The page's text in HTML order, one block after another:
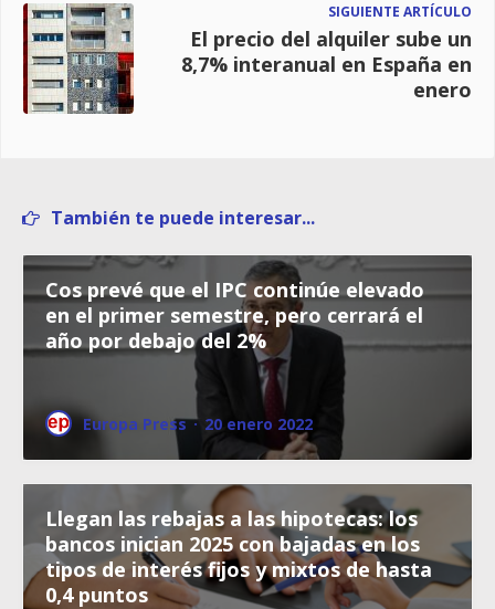
SIGUIENTE ARTÍCULO
El precio del alquiler sube un
8,7% interanual en España en
enero
También te puede interesar...
Cos prevé que el IPC continúe elevado
en el primer semestre, pero cerrará el
año por debajo del 2%
Europa Press · 20 enero 2022
Llegan las rebajas a las hipotecas: los
bancos inician 2025 con bajadas en los
tipos de interés fijos y mixtos de hasta
0,4 puntos